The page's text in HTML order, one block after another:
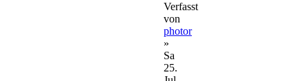
Verfasst
von
photor
»
Sa
25.